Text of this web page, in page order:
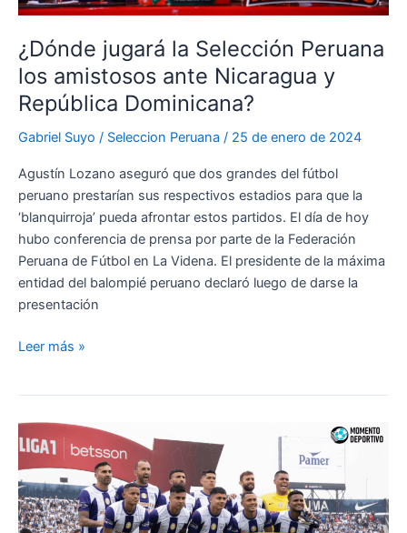
¿Dónde jugará la Selección Peruana
los amistosos ante Nicaragua y
República Dominicana?
Gabriel Suyo / Seleccion Peruana / 25 de enero de 2024
Agustín Lozano aseguró que dos grandes del fútbol
peruano prestarían sus respectivos estadios para que la
‘blanquirroja’ pueda afrontar estos partidos. El día de hoy
hubo conferencia de prensa por parte de la Federación
Peruana de Fútbol en La Videna. El presidente de la máxima
entidad del balompié peruano declaró luego de darse la
presentación
¿Dónde
Peruana
los
amistosos
ante
Nicaragua
Leer más »